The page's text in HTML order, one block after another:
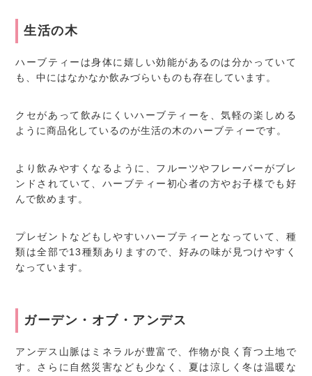
生活の木
ハーブティーは身体に嬉しい効能があるのは分かっていて
も、中にはなかなか飲みづらいものも存在しています。
クセがあって飲みにくいハーブティーを、気軽の楽しめる
ように商品化しているのが生活の木のハーブティーです。
より飲みやすくなるように、フルーツやフレーバーがブレ
ンドされていて、ハーブティー初心者の方やお子様でも好
んで飲めます。
プレゼントなどもしやすいハーブティーとなっていて、種
類は全部で13種類ありますので、好みの味が見つけやすく
なっています。
ガーデン・オブ・アンデス
アンデス山脈はミネラルが豊富で、作物が良く育つ土地で
す。さらに自然災害なども少なく、夏は涼しく冬は温暖な